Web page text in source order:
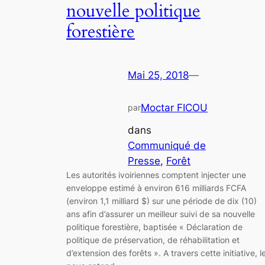
nouvelle politique
forestière
Mai 25, 2018—
parMoctar FICOU
dans
Communiqué de
Presse, Forêt
Les autorités ivoiriennes comptent injecter une
enveloppe estimé à environ 616 milliards FCFA
(environ 1,1 milliard $) sur une période de dix (10)
ans afin d’assurer un meilleur suivi de sa nouvelle
politique forestière, baptisée « Déclaration de
politique de préservation, de réhabilitation et
d’extension des forêts ». A travers cette initiative,